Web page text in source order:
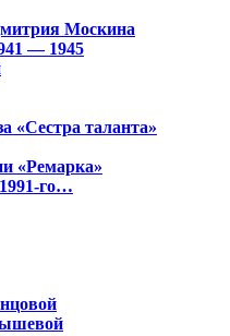
Москина
— 1945
«Сестра таланта»
«Ремарка»
го…